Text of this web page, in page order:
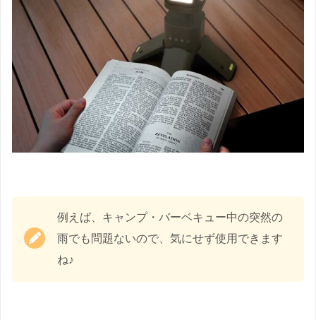
例えば、キャンプ・バーベキュー中の突然の
雨でも問題ないので、気にせず使用できます
ね♪